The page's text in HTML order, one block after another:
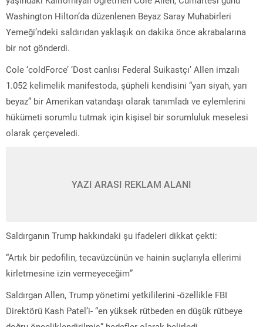
Washington Hilton’da düzenlenen Beyaz Saray Muhabirleri
Yemeği’ndeki saldırıdan yaklaşık on dakika önce akrabalarına
bir not gönderdi.
Cole ‘coldForce’ ‘Dost canlısı Federal Suikastçı’ Allen imzalı
1.052 kelimelik manifestoda, şüpheli kendisini “yarı siyah, yarı
beyaz” bir Amerikan vatandaşı olarak tanımladı ve eylemlerini
hükümeti sorumlu tutmak için kişisel bir sorumluluk meselesi
olarak çerçeveledi.
YAZI ARASI REKLAM ALANI
Saldırganın Trump hakkındaki şu ifadeleri dikkat çekti:
“Artık bir pedofilin, tecavüzcünün ve hainin suçlarıyla ellerimi
kirletmesine izin vermeyeceğim”
Saldırgan Allen, Trump yönetimi yetkililerini -özellikle FBI
Direktörü Kash Patel’i- “en yüksek rütbeden en düşük rütbeye